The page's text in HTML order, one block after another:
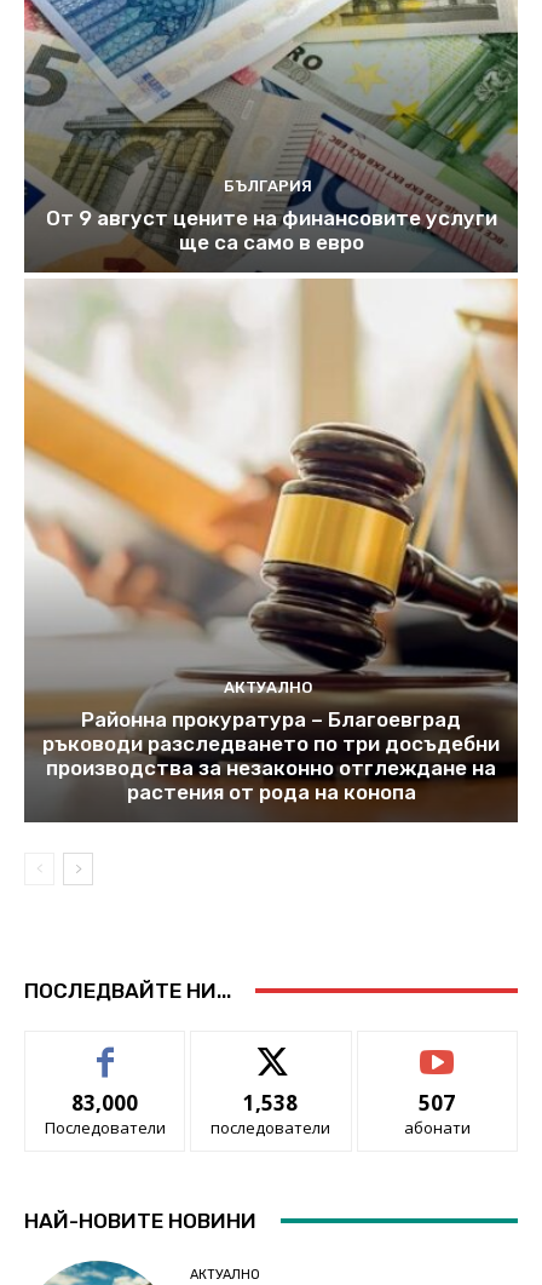
БЪЛГАРИЯ
От 9 август цените на финансовите услуги
ще са само в евро
АКТУАЛНО
Районна прокуратура – Благоевград
ръководи разследването по три досъдебни
производства за незаконно отглеждане на
растения от рода на конопа
ПОСЛЕДВАЙТЕ НИ...
83,000
Последователи
1,538
последователи
507
абонати
НАЙ-НОВИТЕ НОВИНИ
АКТУАЛНО